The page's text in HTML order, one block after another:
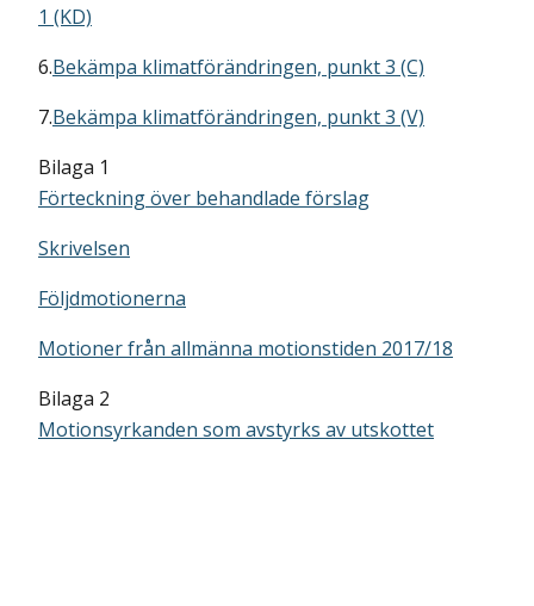
1 (KD)
6.Bekämpa klimatförändringen, punkt 3 (C)
7.Bekämpa klimatförändringen, punkt 3 (V)
Bilaga 1
Förteckning över behandlade förslag
Skrivelsen
Följdmotionerna
Motioner från allmänna motionstiden 2017/18
Bilaga 2
Motionsyrkanden som avstyrks av utskottet